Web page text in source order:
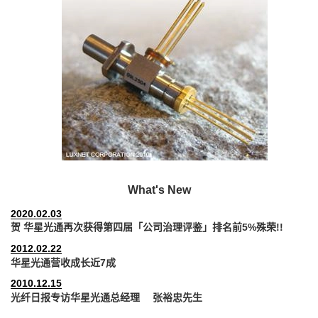
What's New
2020.02.03
贺 华星光通再次获得第四届「公司治理评鉴」排名前5%殊荣!!
2012.02.22
华星光通营收成长近7成
2010.12.15
光纤日报专访华星光通总经理 张裕忠先生